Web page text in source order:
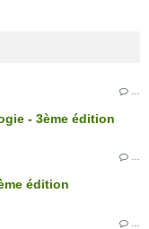
- 3ème édition
…
édition